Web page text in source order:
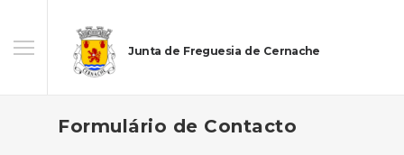
Junta de Freguesia de Cernache
Formulário de Contacto